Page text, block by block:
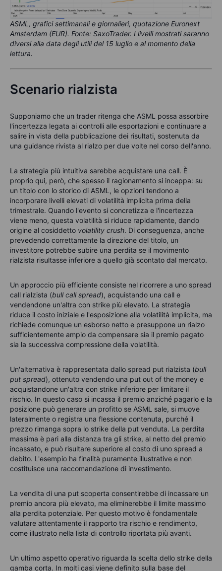
ASML, grafici settimanali e giornalieri, quotazione Euronext
Amsterdam (EUR). Fonte: SaxoTrader. I livelli mostrati saranno
diversi alla data degli utili del 15 luglio e al momento della
lettura.
Scenario rialzista
Supponiamo che un trader ritenga che ASML possa assorbire
l'incertezza legata ai controlli alle esportazioni e continuare a
salire in vista della pubblicazione dei risultati, sostenuta da
una guidance rivista al rialzo per due volte nel corso dell'anno.
La strategia più intuitiva sarebbe acquistare una call. È
proprio qui, però, che spesso il ragionamento si inceppa: su
un titolo con lo storico di ASML, le opzioni tendono a
incorporare livelli elevati di volatilità implicita prima della
trimestrale. Quando l'evento si concretizza e l'incertezza
viene meno, questa volatilità si riduce rapidamente, dando
origine al cosiddetto volatility crush. Di conseguenza, anche
prevedendo correttamente la direzione del titolo, un
investitore potrebbe subire una perdita se il movimento
rialzista risultasse inferiore a quello già scontato dal mercato.
Un approccio più efficiente consiste nel ricorrere a uno spread
call rialzista (bull call spread), acquistando una call e
vendendone un'altra con strike più elevato. La strategia
riduce il costo iniziale e l'esposizione alla volatilità implicita, ma
richiede comunque un esborso netto e presuppone un rialzo
sufficientemente ampio da compensare sia il premio pagato
sia la successiva compressione della volatilità.
Un'alternativa è rappresentata dallo spread put rialzista (bull
put spread), ottenuto vendendo una put out of the money e
acquistandone un'altra con strike inferiore per limitare il
rischio. In questo caso si incassa il premio anziché pagarlo e la
posizione può generare un profitto se ASML sale, si muove
lateralmente o registra una flessione contenuta, purché il
prezzo rimanga sopra lo strike della put venduta. La perdita
massima è pari alla distanza tra gli strike, al netto del premio
incassato, e può risultare superiore al costo di uno spread a
debito. L'esempio ha finalità puramente illustrative e non
costituisce una raccomandazione di investimento.
La vendita di una put scoperta consentirebbe di incassare un
premio ancora più elevato, ma eliminerebbe il limite massimo
alla perdita potenziale. Per questo motivo è fondamentale
valutare attentamente il rapporto tra rischio e rendimento,
come illustrato nella lista di controllo riportata più avanti.
Un ultimo aspetto operativo riguarda la scelta dello strike della
gamba corta. In molti casi viene definito sulla base del